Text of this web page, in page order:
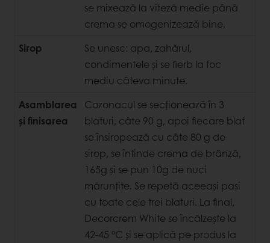
se mixează la viteză medie până
crema se omogenizează bine.
Sirop
Se unesc: apa, zahărul,
condimentele şi se fierb la foc
mediu câteva minute.
Asamblarea
și finisarea
Cozonacul se secţionează în 3
blaturi, câte 90 g, apoi fiecare blat
se însiropează cu câte 80 g de
sirop, se întinde crema de brânză,
165g şi se pun 10g de nuci
mărunţite. Se repetă aceeaşi paşi
cu toate cele trei blaturi. La final,
Decorcrem White se încălzeşte la
42-45 °C şi se aplică pe produs la